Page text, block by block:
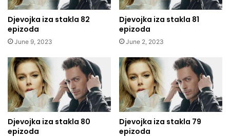
Djevojka iza stakla 82
epizoda
June 9, 2023
Djevojka iza stakla 81
epizoda
June 2, 2023
Djevojka iza stakla 80
epizoda
Djevojka iza stakla 79
epizoda